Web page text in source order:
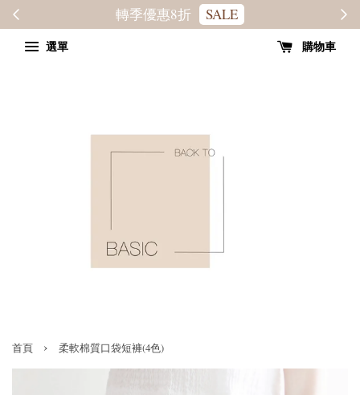
轉季優惠8折 SALE
選單 購物車
首頁 › 柔軟棉質口袋短褲(4色)